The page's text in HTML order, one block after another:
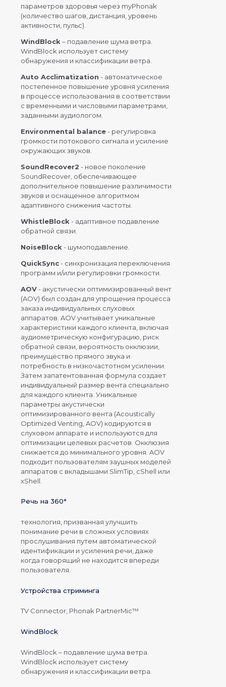
параметров здоровья через myPhonak
(количество шагов, дистанция, уровень
активности, пульс).
WindBlock – подавление шума ветра.
WindBlock использует систему
обнаружения и классификации ветра.
Auto Acclimatization - автоматическое
постепенное повышение уровня усиления
в процессе использования в соответствии
с временными и числовыми параметрами,
заданными аудиологом.
Environmental balance- регулировка
громкости потокового сигнала и усиление
окружающих звуков.
SoundRecover2 - новое поколение
SoundRecover, обеспечивающее
дополнительное повышение различимости
звуков и оснащенное алгоритмом
адаптивного снижения частоты.
WhistleBlock - адаптивное подавление
обратной связи.
NoiseBlock - шумоподавление.
QuickSync- синхронизация переключения
программ и/или регулировки громкости.
AOV- акустически оптимизированный вент
(AOV) был создан для упрощения процесса
заказа индивидуальных слуховых
аппаратов. AOV учитывает уникальные
характеристики каждого клиента, включая
аудиометрическую конфигурацию, риск
обратной связи, вероятность окклюзии,
преимущество прямого звука и
потребность в низкочастотном усилении.
Затем запатентованная формула создает
индивидуальный размер вента специально
для каждого клиента. Уникальные
параметры акустически
оптимизированного вента (Acoustically
Optimized Venting, AOV) кодируются в
слуховом аппарате и используются для
оптимизации целевых расчетов. Окклюзия
снижается до минимального уровня. AOV
подходит пользователям заушных моделей
аппаратов с вкладышами SlimTip, cShell или
xShell.
Речь на 360°
технология, призванная улучшить
понимание речи в сложных условиях
прослушивания путем автоматической
идентификации и усиления речи, даже
когда говорящий не находится впереди
пользователя.
Устройства стриминга
TV Connector, Phonak PartnerMic™
WindBlock
WindBlock – подавление шума ветра.
WindBlock использует систему
обнаружения и классификации ветра.